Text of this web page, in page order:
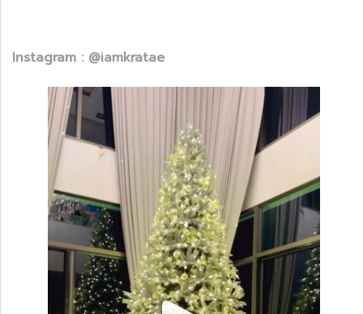
Instagram : @iamkratae